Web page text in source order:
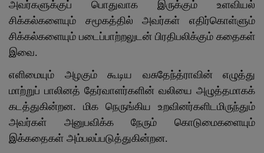
அவர்களுக்குப் பொதுவாக இருக்கும் உளவியல்
சிக்கல்களையும் சமூகத்தில் அவர்கள் எதிர்கொள்ளும்
சிக்கல்களையும் படைப்பாற்றலுடன் பிரதிபலிக்கும் கதைகள்
இவை.
எளிமையும் அழகும் கூடிய வசுதேந்த்ராவின் எழுத்து
மாற்றுப் பாலினத் தேர்வாளர்களின் வலியை அழுத்தமாகக்
கடத்துகின்றன. மிக நெருங்கிய உறவினர்களிடமிருந்தும்
அவர்கள் அனுபவிக்க நேரும் கொடுமைகளையும்
இக்கதைகள் அம்பலப்படுத்துகின்றன.